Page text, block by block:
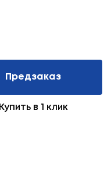
Предзаказ
Купить в 1 клик